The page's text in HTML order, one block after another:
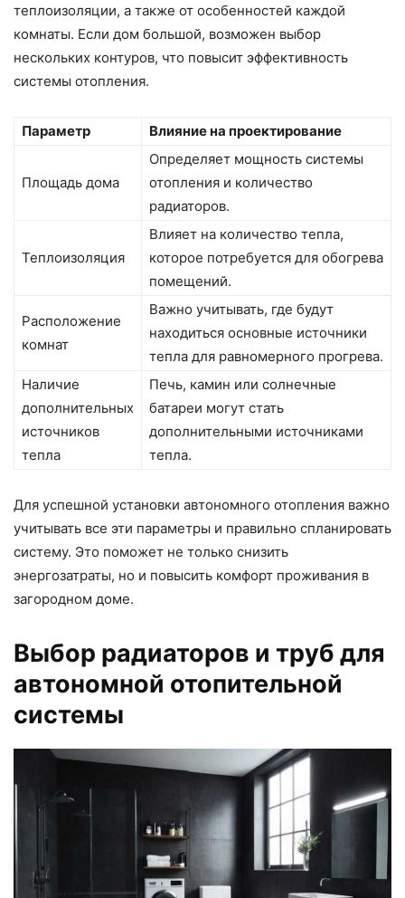
теплоизоляции, а также от особенностей каждой
комнаты. Если дом большой, возможен выбор
нескольких контуров, что повысит эффективность
системы отопления.
Параметр Влияние на проектирование
Площадь дома
Определяет мощность системы
отопления и количество
радиаторов.
Теплоизоляция
Влияет на количество тепла,
которое потребуется для обогрева
помещений.
Расположение
комнат
Важно учитывать, где будут
находиться основные источники
тепла для равномерного прогрева.
Наличие
дополнительных
источников
тепла
Печь, камин или солнечные
батареи могут стать
дополнительными источниками
тепла.
Для успешной установки автономного отопления важно
учитывать все эти параметры и правильно спланировать
систему. Это поможет не только снизить
энергозатраты, но и повысить комфорт проживания в
загородном доме.
Выбор радиаторов и труб для
автономной отопительной
системы